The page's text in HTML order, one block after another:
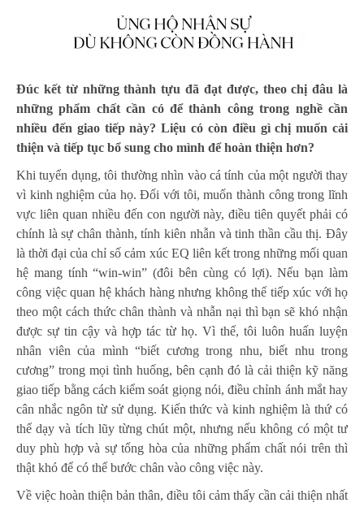
Đúc kết từ những thành tựu đã đạt được, theo chị đâu là
những phẩm chất cần có để thành công trong nghề cần
nhiều đến giao tiếp này? Liệu có còn điều gì chị muốn cải
thiện và tiếp tục bổ sung cho mình để hoàn thiện hơn?
Khi tuyển dụng, tôi thường nhìn vào cá tính của một người thay
vì kinh nghiệm của họ. Đối với tôi, muốn thành công trong lĩnh
vực liên quan nhiều đến con người này, điều tiên quyết phải có
chính là sự chân thành, tính kiên nhẫn và tinh thần cầu thị. Đây
là thời đại của chỉ số cảm xúc EQ liên kết trong những mối quan
hệ mang tính “win-win” (đôi bên cùng có lợi). Nếu bạn làm
công việc quan hệ khách hàng nhưng không thể tiếp xúc với họ
theo một cách thức chân thành và nhẫn nại thì bạn sẽ khó nhận
được sự tin cậy và hợp tác từ họ. Vì thế, tôi luôn huấn luyện
nhân viên của mình “biết cương trong nhu, biết nhu trong
cương” trong mọi tình huống, bên cạnh đó là cải thiện kỹ năng
giao tiếp bằng cách kiểm soát giọng nói, điều chỉnh ánh mắt hay
cân nhắc ngôn từ sử dụng. Kiến thức và kinh nghiệm là thứ có
thể dạy và tích lũy từng chút một, nhưng nếu không có một tư
duy phù hợp và sự tổng hòa của những phẩm chất nói trên thì
thật khó để có thể bước chân vào công việc này.
Về việc hoàn thiện bản thân, điều tôi cảm thấy cần cải thiện nhất